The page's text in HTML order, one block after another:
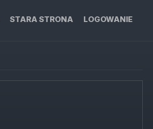
STARA STRONA LOGOWANIE